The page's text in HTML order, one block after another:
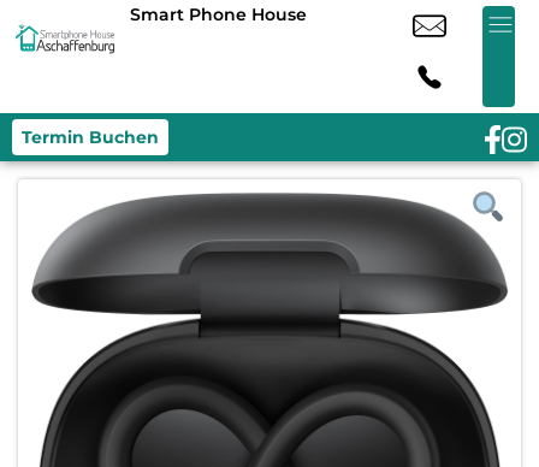
Smart Phone House
Termin Buchen